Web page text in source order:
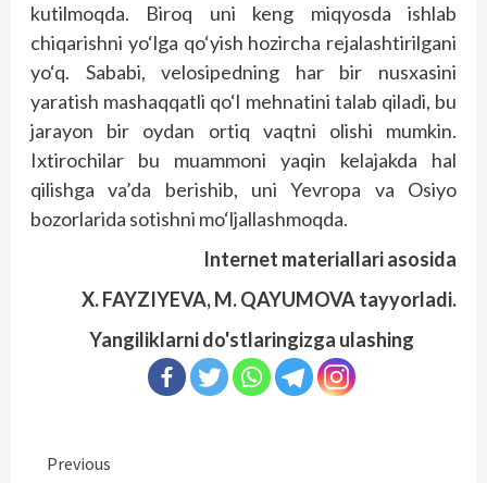
kutilmoqda. Biroq uni keng miqyosda ishlab
chiqarishni yo‘lga qo‘yish hozircha rejalashtirilgani
yo‘q. Sababi, velosipedning har bir nusxasini
yaratish mashaqqatli qo‘l mehnatini talab qiladi, bu
jarayon bir oydan ortiq vaqtni olishi mumkin.
Ixtirochilar bu muammoni yaqin kelajakda hal
qilishga va’da berishib, uni Yevropa va Osiyo
bozorlarida sotishni mo‘ljallashmoqda.
Internet materiallari asosida
X. FAYZIYEVA, M. QAYUMOVA tayyorladi.
Yangiliklarni do'stlaringizga ulashing
Continue
Previous